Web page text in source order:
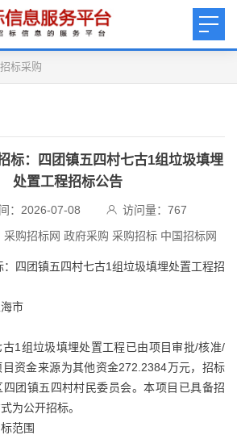
招标采购
标：四团镇五四村七古1组垃圾填埋
处置工程招标公告
：2026-07-08 访问量： 767
购招标网 政府采购 采购招标 中国招标网
四团镇五四村七古1组垃圾填埋处置工程招
市
1组垃圾填埋处置工程已由项目审批/核准/
资金来源为其他资金272.2384万元，招标
四团镇五四村村民委员会。本项目已具备招
为公开招标。
范围